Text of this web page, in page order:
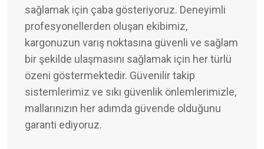
sağlamak için çaba gösteriyoruz. Deneyimli
profesyonellerden oluşan ekibimiz,
kargonuzun varış noktasına güvenli ve sağlam
bir şekilde ulaşmasını sağlamak için her türlü
özeni göstermektedir. Güvenilir takip
sistemlerimiz ve sıkı güvenlik önlemlerimizle,
mallarınızın her adımda güvende olduğunu
garanti ediyoruz.